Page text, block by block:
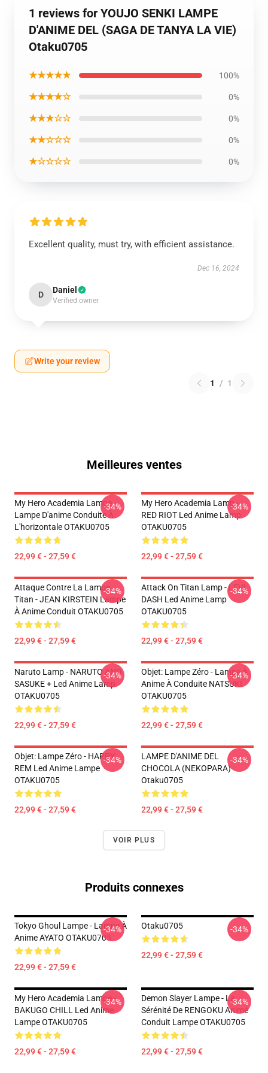
1 reviews for YOUJO SENKI LAMPE
D'ANIME DEL (SAGA DE TANYA LA VIE)
Otaku0705
★★★★★ 100%
★★★★☆ 0%
★★★☆☆ 0%
★★☆☆☆ 0%
★☆☆☆☆ 0%
Excellent quality, must try, with efficient assistance.
Dec 16, 2024
D Daniel
Verified owner
Write your review
1 / 1
Meilleures ventes
My Hero Academia Lampe -
Lampe D'anime Conduite À
L'horizontale OTAKU0705
22,99 € - 27,59 €
-34%
My Hero Academia Lamp -
RED RIOT Led Anime Lamp
OTAKU0705
22,99 € - 27,59 €
-34%
Attaque Contre La Lampe
Titan - JEAN KIRSTEIN Lampe
À Anime Conduit OTAKU0705
22,99 € - 27,59 €
-34%
Attack On Titan Lamp - LEVI
DASH Led Anime Lamp
OTAKU0705
22,99 € - 27,59 €
-34%
Naruto Lamp - NARUTO AND
SASUKE + Led Anime Lamp
OTAKU0705
22,99 € - 27,59 €
-34%
Objet: Lampe Zéro - Lampe À
Anime À Conduite NATSUKI
OTAKU0705
22,99 € - 27,59 €
-34%
Objet: Lampe Zéro - HAPPY
REM Led Anime Lampe
OTAKU0705
22,99 € - 27,59 €
-34%
LAMPE D'ANIME DEL
CHOCOLA (NEKOPARA)
Otaku0705
22,99 € - 27,59 €
-34%
VOIR PLUS
Produits connexes
Tokyo Ghoul Lampe - Lampe À
Anime AYATO OTAKU0705
22,99 € - 27,59 €
-34% Otaku0705
22,99 € - 27,59 €
-34%
My Hero Academia Lampe -
BAKUGO CHILL Led Anime
Lampe OTAKU0705
22,99 € - 27,59 €
-34%
Demon Slayer Lampe - La
Sérénité De RENGOKU Animé
Conduit Lampe OTAKU0705
22,99 € - 27,59 €
-34%